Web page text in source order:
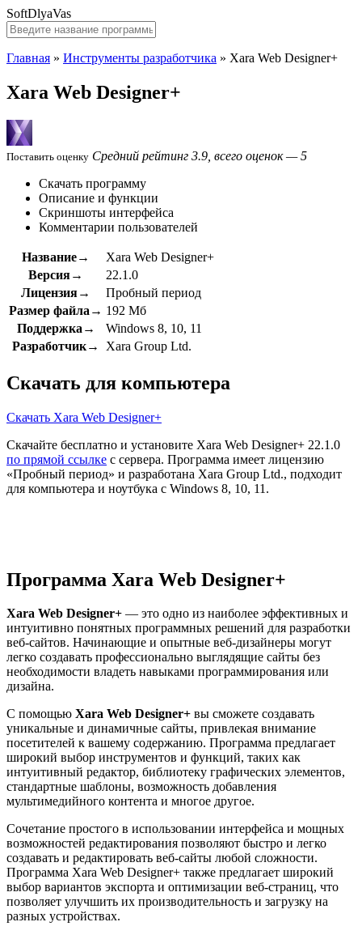
SoftDlyaVas
Главная » Инструменты разработчика » Xara Web Designer+
Xara Web Designer+
Поставить оценку Средний рейтинг 3.9, всего оценок — 5
Скачать программу
Описание и функции
Скриншоты интерфейса
Комментарии пользователей
Название→
Xara Web Designer+
Версия→
22.1.0
Лицензия→
Пробный период
Размер файла→ 192 Мб
Поддержка→
Windows 8, 10, 11
Разработчик→
Xara Group Ltd.
Скачать для компьютера
Скачать Xara Web Designer+
Скачайте бесплатно и установите Xara Web Designer+ 22.1.0
по прямой ссылке с сервера. Программа имеет лицензию
«Пробный период» и разработана Xara Group Ltd., подходит
для компьютера и ноутбука с Windows 8, 10, 11.
Программа Xara Web Designer+
Xara Web Designer+ — это одно из наиболее эффективных и
интуитивно понятных программных решений для разработки
веб-сайтов. Начинающие и опытные веб-дизайнеры могут
легко создавать профессионально выглядящие сайты без
необходимости владеть навыками программирования или
дизайна.
С помощью Xara Web Designer+ вы сможете создавать
уникальные и динамичные сайты, привлекая внимание
посетителей к вашему содержанию. Программа предлагает
широкий выбор инструментов и функций, таких как
интуитивный редактор, библиотеку графических элементов,
стандартные шаблоны, возможность добавления
мультимедийного контента и многое другое.
Сочетание простого в использовании интерфейса и мощных
возможностей редактирования позволяют быстро и легко
создавать и редактировать веб-сайты любой сложности.
Программа Xara Web Designer+ также предлагает широкий
выбор вариантов экспорта и оптимизации веб-страниц, что
позволяет улучшить их производительность и загрузку на
разных устройствах.